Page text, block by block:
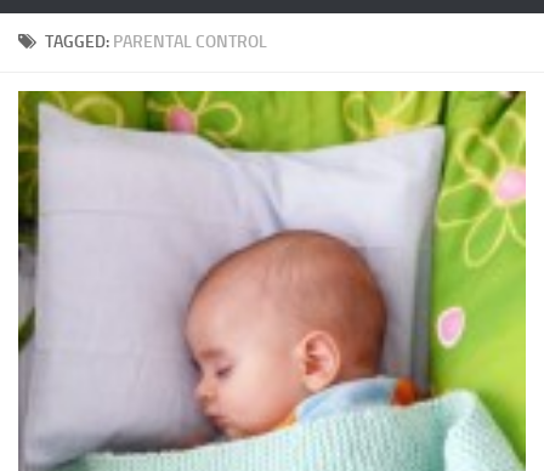
Windows
News
Cellulari
Gadget
Recensioni
Privacy
Cerca
TAGGED: PARENTAL CONTROL